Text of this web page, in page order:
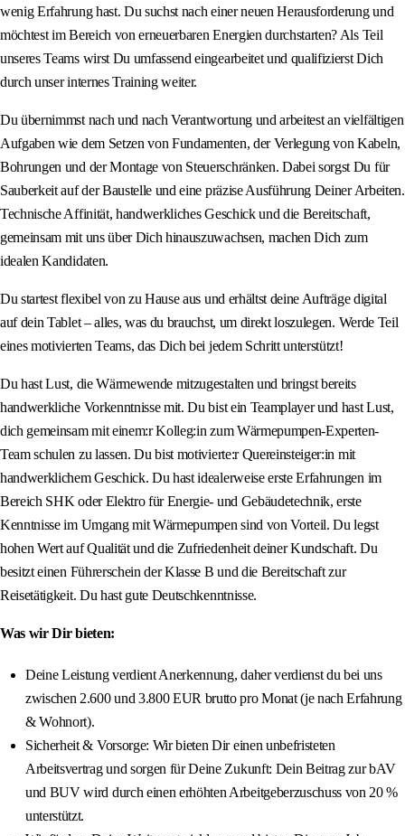
wenig Erfahrung hast. Du suchst nach einer neuen Herausforderung und
möchtest im Bereich von erneuerbaren Energien durchstarten? Als Teil
unseres Teams wirst Du umfassend eingearbeitet und qualifizierst Dich
durch unser internes Training weiter.
Du übernimmst nach und nach Verantwortung und arbeitest an vielfältigen
Aufgaben wie dem Setzen von Fundamenten, der Verlegung von Kabeln,
Bohrungen und der Montage von Steuerschränken. Dabei sorgst Du für
Sauberkeit auf der Baustelle und eine präzise Ausführung Deiner Arbeiten.
Technische Affinität, handwerkliches Geschick und die Bereitschaft,
gemeinsam mit uns über Dich hinauszuwachsen, machen Dich zum
idealen Kandidaten.
Du startest flexibel von zu Hause aus und erhältst deine Aufträge digital
auf dein Tablet – alles, was du brauchst, um direkt loszulegen. Werde Teil
eines motivierten Teams, das Dich bei jedem Schritt unterstützt!
Du hast Lust, die Wärmewende mitzugestalten und bringst bereits
handwerkliche Vorkenntnisse mit. Du bist ein Teamplayer und hast Lust,
dich gemeinsam mit einem:r Kolleg:in zum Wärmepumpen-Experten-
Team schulen zu lassen. Du bist motivierte:r Quereinsteiger:in mit
handwerklichem Geschick. Du hast idealerweise erste Erfahrungen im
Bereich SHK oder Elektro für Energie- und Gebäudetechnik, erste
Kenntnisse im Umgang mit Wärmepumpen sind von Vorteil. Du legst
hohen Wert auf Qualität und die Zufriedenheit deiner Kundschaft. Du
besitzt einen Führerschein der Klasse B und die Bereitschaft zur
Reisetätigkeit. Du hast gute Deutschkenntnisse.
Was wir Dir bieten:
Deine Leistung verdient Anerkennung, daher verdienst du bei uns
zwischen 2.600 und 3.800 EUR brutto pro Monat (je nach Erfahrung
& Wohnort).
Sicherheit & Vorsorge: Wir bieten Dir einen unbefristeten
Arbeitsvertrag und sorgen für Deine Zukunft: Dein Beitrag zur bAV
und BUV wird durch einen erhöhten Arbeitgeberzuschuss von 20 %
unterstützt.